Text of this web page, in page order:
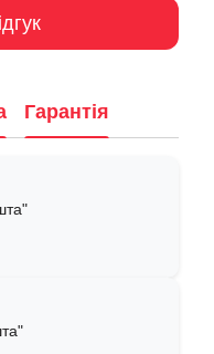
Гарантія